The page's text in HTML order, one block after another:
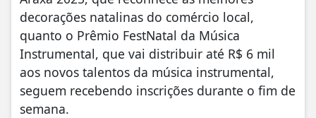
decorações natalinas do comércio local,
quanto o Prêmio FestNatal da Música
Instrumental, que vai distribuir até R$ 6 mil
aos novos talentos da música instrumental,
seguem recebendo inscrições durante o fim de
semana.